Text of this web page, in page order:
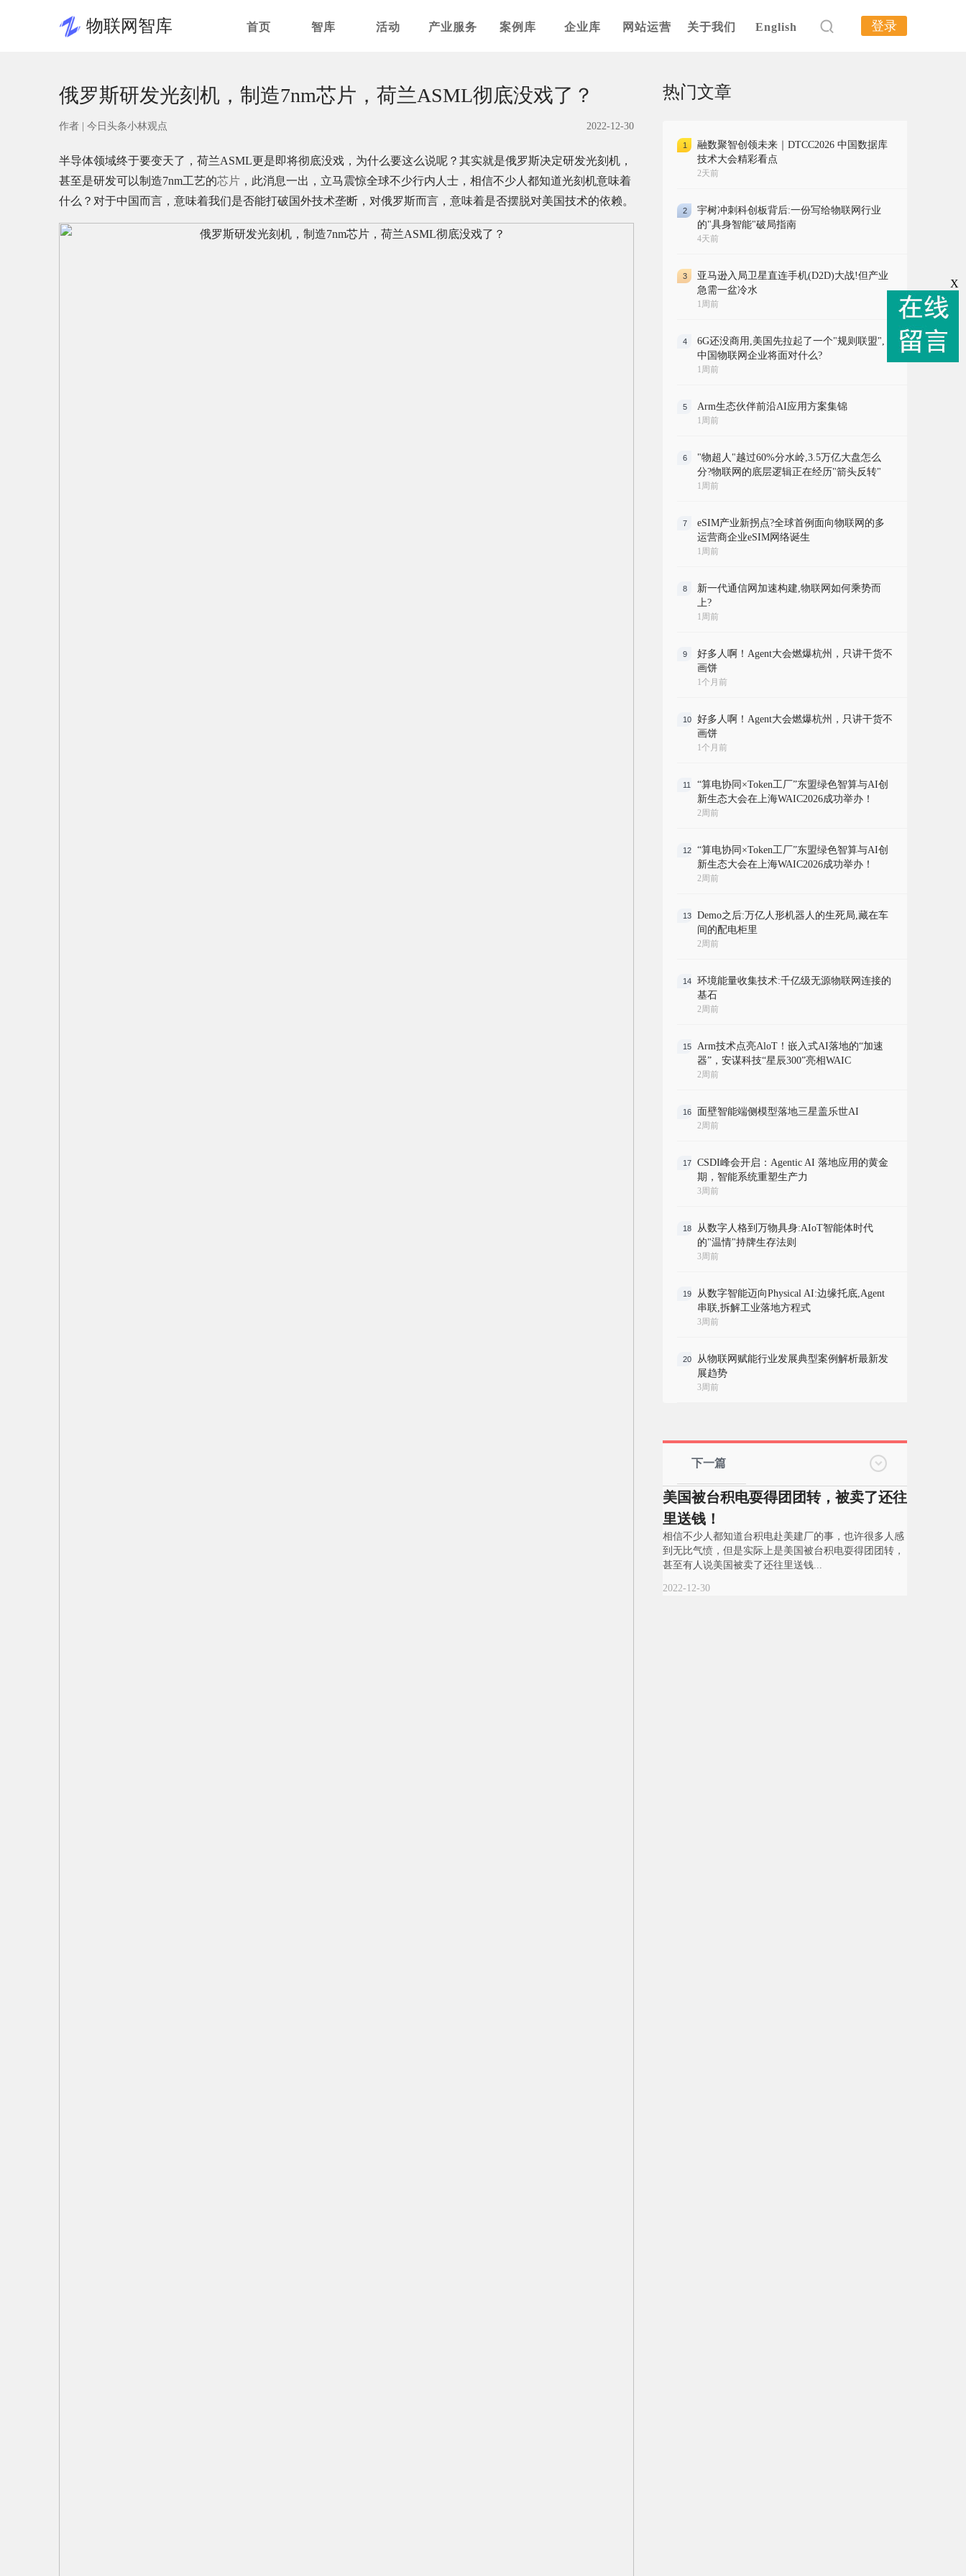
物联网智库 首页 智库 活动 产业服务 案例库 企业库 网站运营 关于我们 English 登录
俄罗斯研发光刻机，制造7nm芯片，荷兰ASML彻底没戏了？
作者 | 今日头条小林观点 2022-12-30
半导体领域终于要变天了，荷兰ASML更是即将彻底没戏，为什么要这么说呢？其实就是俄罗斯决定研发光刻机，
甚至是研发可以制造7nm工艺的芯片 ，此消息一出，立马震惊全球不少行内人士，相信不少人都知道光刻机意味着
什么？对于中国而言，意味着我们是否能打破国外技术垄断，对俄罗斯而言，意味着是否摆脱对美国技术的依赖。
热门文章
1
融数聚智创领未来｜DTCC2026 中国数据库
技术大会精彩看点
2天前
2
宇树冲刺科创板背后:一份写给物联网行业
的"具身智能"破局指南
4天前
3
亚马逊入局卫星直连手机(D2D)大战!但产业
急需一盆冷水
1周前
4
6G还没商用,美国先拉起了一个"规则联盟",
中国物联网企业将面对什么?
1周前
5 Arm生态伙伴前沿AI应用方案集锦
1周前
6
"物超人"越过60%分水岭,3.5万亿大盘怎么
分?物联网的底层逻辑正在经历"箭头反转"
1周前
7
eSIM产业新拐点?全球首例面向物联网的多
运营商企业eSIM网络诞生
1周前
8
新一代通信网加速构建,物联网如何乘势而
上?
1周前
9
好多人啊！Agent大会燃爆杭州，只讲干货不
画饼
1个月前
10
好多人啊！Agent大会燃爆杭州，只讲干货不
画饼
1个月前
11
“算电协同×Token工厂”东盟绿色智算与AI创
新生态大会在上海WAIC2026成功举办！
2周前
12
“算电协同×Token工厂”东盟绿色智算与AI创
新生态大会在上海WAIC2026成功举办！
2周前
13
Demo之后:万亿人形机器人的生死局,藏在车
间的配电柜里
2周前
14
环境能量收集技术:千亿级无源物联网连接的
基石
2周前
15
Arm技术点亮AloT！嵌入式AI落地的“加速
器”，安谋科技“星辰300”亮相WAIC
2周前
16 面壁智能端侧模型落地三星盖乐世AI
2周前
17
CSDI峰会开启：Agentic AI 落地应用的黄金
期，智能系统重塑生产力
3周前
18
从数字人格到万物具身:AIoT智能体时代
的"温情"持牌生存法则
3周前
19
从数字智能迈向Physical AI:边缘托底,Agent
串联,拆解工业落地方程式
3周前
20
从物联网赋能行业发展典型案例解析最新发
展趋势
3周前
下一篇
美国被台积电耍得团团转，被卖了还往
里送钱！
相信不少人都知道台积电赴美建厂的事，也许很多人感
到无比气愤，但是实际上是美国被台积电耍得团团转，
甚至有人说美国被卖了还往里送钱...
2022-12-30
X